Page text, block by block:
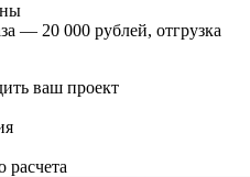
— 20 000 рублей, отгрузка
ваш проект